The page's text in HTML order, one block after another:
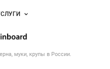
муки, крупы в России.
рекламы
оферта
данных
рынка